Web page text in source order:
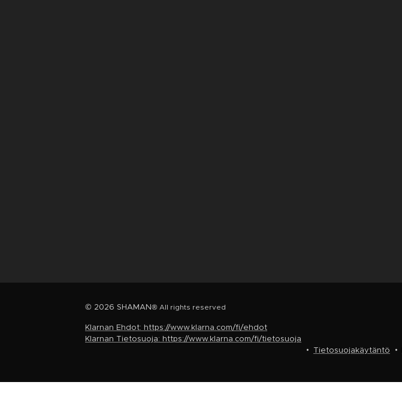
© 2026 SHAMAN® All rights reserved
Klarnan Ehdot: https://www.klarna.com/fi/ehdot
Klarnan Tietosuoja: https://www.klarna.com/fi/tietosuoja
Tietosuojakäytäntö